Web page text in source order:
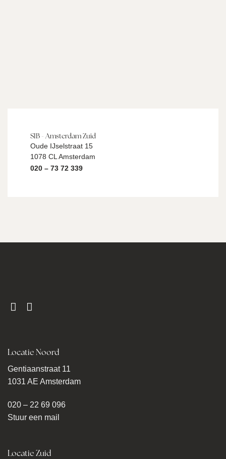
SIB - Amsterdam Zuid
Oude IJselstraat 15
1078 CL Amsterdam
020 – 73 72 339
Locatie Noord
Gentiaanstraat 11
1031 AE Amsterdam
020 – 22 69 096
Stuur een mail
Locatie Zuid